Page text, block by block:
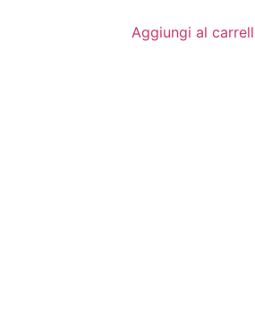
Aggiungi al